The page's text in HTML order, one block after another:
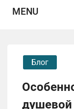
MENU
Блог